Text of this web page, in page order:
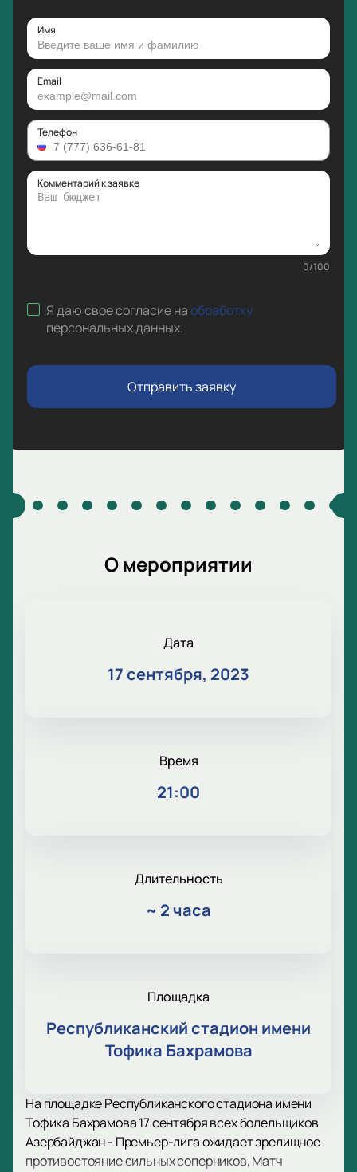
Имя
Email
Телефон
Комментарий к заявке
0/100
Я даю свое согласие наобработку
персональных данных.
Отправить заявку
О мероприятии
Дата
17 сентября, 2023
Время
21:00
Длительность
~ 2 часа
Площадка
Республиканский стадион имени
Тофика Бахрамова
На площадке Республиканского стадиона имени
Тофика Бахрамова 17 сентября всех болельщиков
Азербайджан - Премьер-лига ожидает зрелищное
противостояние сильных соперников, Матч